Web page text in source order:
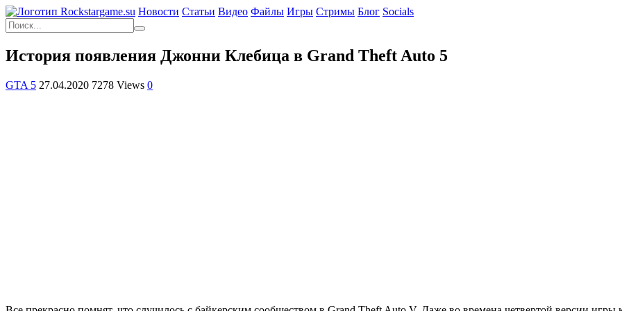
Новости Статьи Видео Файлы Игры Cтримы Блог Socials
История появления Джонни Клебица в Grand Theft Auto 5
GTA 5 27.04.2020 7278 Views 0